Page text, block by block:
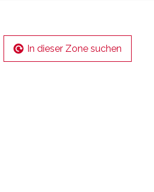
In dieser Zone suchen